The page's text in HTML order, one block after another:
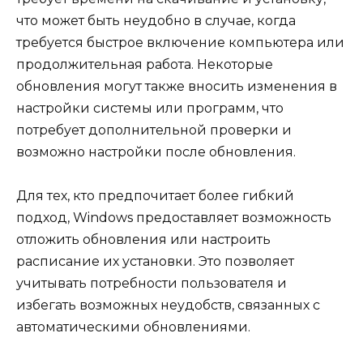
что может быть неудобно в случае, когда
требуется быстрое включение компьютера или
продолжительная работа. Некоторые
обновления могут также вносить изменения в
настройки системы или программ, что
потребует дополнительной проверки и
возможно настройки после обновления.
Для тех, кто предпочитает более гибкий
подход, Windows предоставляет возможность
отложить обновления или настроить
расписание их установки. Это позволяет
учитывать потребности пользователя и
избегать возможных неудобств, связанных с
автоматическими обновлениями.